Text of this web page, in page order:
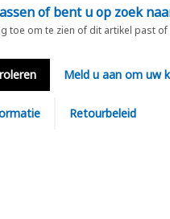
of bent u op zoek
toe om te zien of dit artikel past
Meld u aan om uw
Retourbeleid